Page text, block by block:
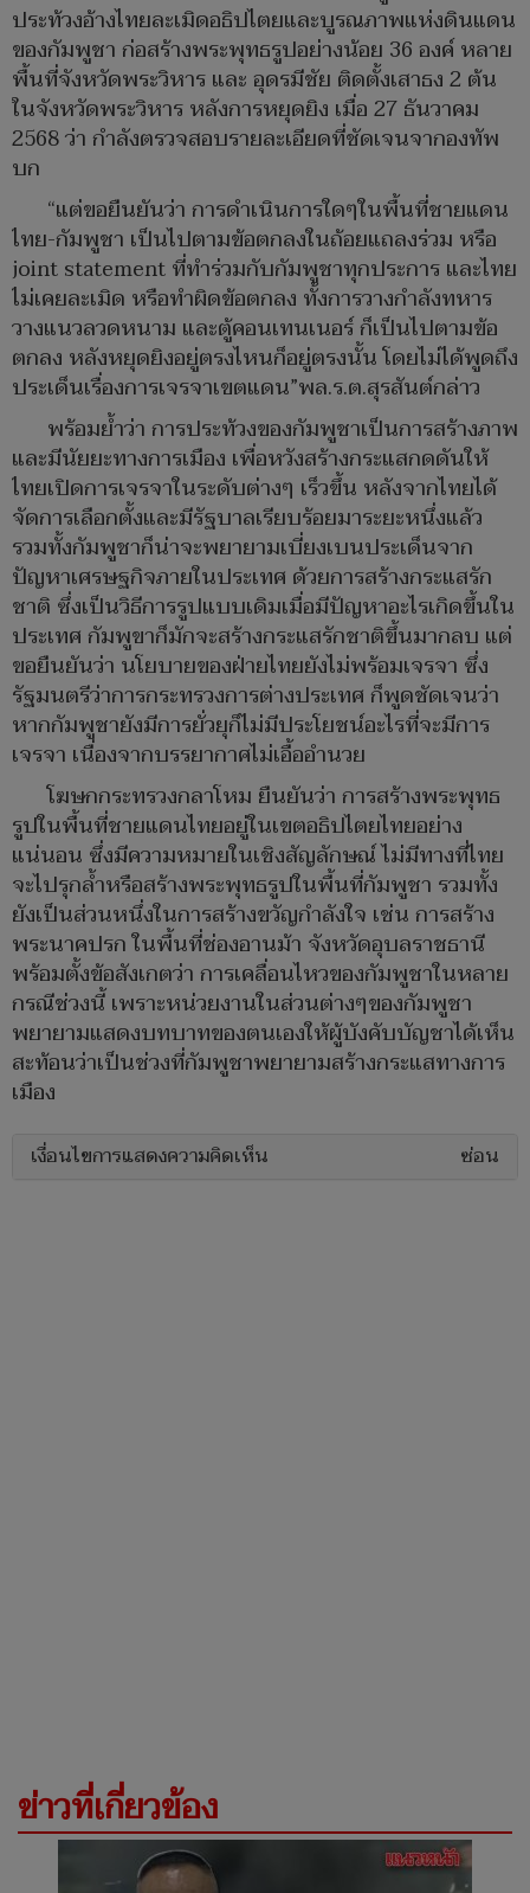
ประท้วงอ้างไทยละเมิดอธิปไตยและบูรณภาพแห่งดินแดน
ของกัมพูชา ก่อสร้างพระพุทธรูปอย่างน้อย 36 องค์ หลาย
พื้นที่จังหวัดพระวิหาร และ อุดรมีชัย ติดตั้งเสาธง 2 ต้น
ในจังหวัดพระวิหาร หลังการหยุดยิง เมื่อ 27 ธันวาคม
2568 ว่า กำลังตรวจสอบรายละเอียดที่ชัดเจนจากองทัพ
บก
“แต่ขอยืนยันว่า การดำเนินการใดๆในพื้นที่ชายแดน
ไทย-กัมพูชา เป็นไปตามข้อตกลงในถ้อยแถลงร่วม หรือ
joint statement ที่ทำร่วมกับกัมพูชาทุกประการ และไทย
ไม่เคยละเมิด หรือทำผิดข้อตกลง ทั้งการวางกำลังทหาร
วางแนวลวดหนาม และตู้คอนเทนเนอร์ ก็เป็นไปตามข้อ
ตกลง หลังหยุดยิงอยู่ตรงไหนก็อยู่ตรงนั้น โดยไม่ได้พูดถึง
ประเด็นเรื่องการเจรจาเขตแดน”พล.ร.ต.สุรสันต์กล่าว
พร้อมย้ำว่า การประท้วงของกัมพูชาเป็นการสร้างภาพ
และมีนัยยะทางการเมือง เพื่อหวังสร้างกระแสกดดันให้
ไทยเปิดการเจรจาในระดับต่างๆ เร็วขึ้น หลังจากไทยได้
จัดการเลือกตั้งและมีรัฐบาลเรียบร้อยมาระยะหนึ่งแล้ว
รวมทั้งกัมพูชาก็น่าจะพยายามเบี่ยงเบนประเด็นจาก
ปัญหาเศรษฐกิจภายในประเทศ ด้วยการสร้างกระแสรัก
ชาติ ซึ่งเป็นวิธีการรูปแบบเดิมเมื่อมีปัญหาอะไรเกิดขึ้นใน
ประเทศ กัมพูขาก็มักจะสร้างกระแสรักชาติขึ้นมากลบ แต่
ขอยืนยันว่า นโยบายของฝ่ายไทยยังไม่พร้อมเจรจา ซึ่ง
รัฐมนตรีว่าการกระทรวงการต่างประเทศ ก็พูดชัดเจนว่า
หากกัมพูชายังมีการยั่วยุก็ไม่มีประโยชน์อะไรที่จะมีการ
เจรจา เนื่องจากบรรยากาศไม่เอื้ออำนวย
โฆษกกระทรวงกลาโหม ยืนยันว่า การสร้างพระพุทธ
รูปในพื้นที่ชายแดนไทยอยู่ในเขตอธิปไตยไทยอย่าง
แน่นอน ซึ่งมีความหมายในเชิงสัญลักษณ์ ไม่มีทางที่ไทย
จะไปรุกล้ำหรือสร้างพระพุทธรูปในพื้นที่กัมพูชา รวมทั้ง
ยังเป็นส่วนหนึ่งในการสร้างขวัญกำลังใจ เช่น การสร้าง
พระนาคปรก ในพื้นที่ช่องอานม้า จังหวัดอุบลราชธานี
พร้อมตั้งข้อสังเกตว่า การเคลื่อนไหวของกัมพูชาในหลาย
กรณีช่วงนี้ เพราะหน่วยงานในส่วนต่างๆของกัมพูชา
พยายามแสดงบทบาทของตนเองให้ผู้บังคับบัญชาได้เห็น
สะท้อนว่าเป็นช่วงที่กัมพูชาพยายามสร้างกระแสทางการ
เมือง
เงื่อนไขการแสดงความคิดเห็น ซ่อน
ข่าวที่เกี่ยวข้อง